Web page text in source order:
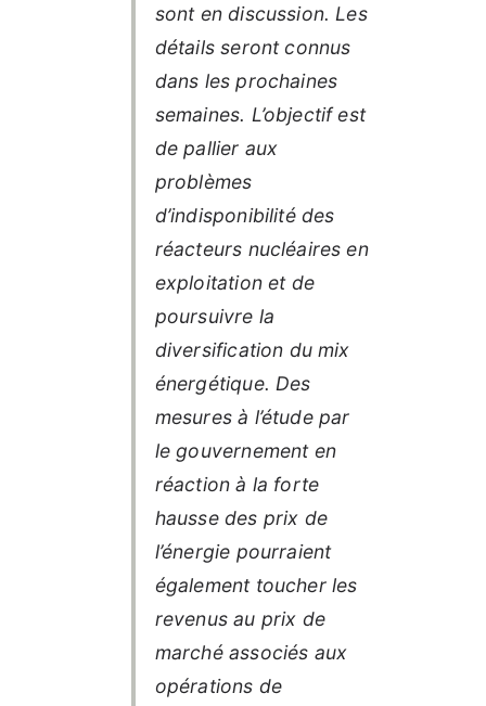
sont en discussion. Les
détails seront connus
dans les prochaines
semaines. L’objectif est
de pallier aux
problèmes
d’indisponibilité des
réacteurs nucléaires en
exploitation et de
poursuivre la
diversification du mix
énergétique. Des
mesures à l’étude par
le gouvernement en
réaction à la forte
hausse des prix de
l’énergie pourraient
également toucher les
revenus au prix de
marché associés aux
opérations de